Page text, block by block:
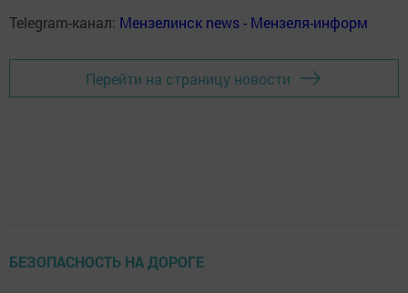
Telegram-канал: Мензелинск news - Мензеля-информ
Перейти на страницу новости
БЕЗОПАСНОСТЬ НА ДОРОГЕ